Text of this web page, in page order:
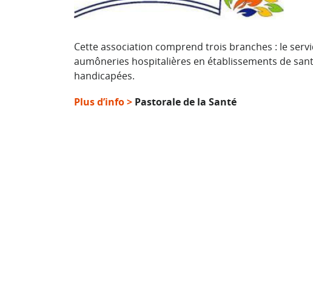
Cette association comprend trois branches : le
aumôneries hospitalières en établissements de
handicapées.
Plus d’info > Pastorale de la Santé